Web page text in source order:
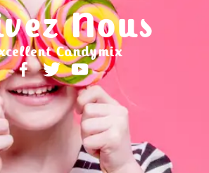
Nous
Candymix